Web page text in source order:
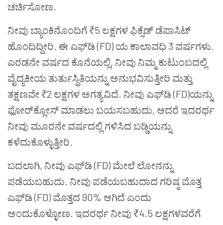
ಚರ್ಚಿಸೋಣ.
ನೀವು ಬ್ಯಾಂಕಿನೊಂದಿಗೆ ₹5 ಲಕ್ಷಗಳ ಫಿಕ್ಸೆಡ್ ಡೆಪಾಸಿಟ್
ಹೊಂದಿದ್ದೀರಿ. ಈ ಎಫ್‌ಡಿ (FD) ಯ ಕಾಲಾವಧಿ 3 ವರ್ಷಗಳು.
ಎರಡನೇ ವರ್ಷದ ಕೊನೆಯಲ್ಲಿ, ನೀವು ನಿಮ್ಮ ಕುಟುಂಬದಲ್ಲಿ
ವೈದ್ಯಕೀಯ ತುರ್ತುಸ್ಥಿತಿಯನ್ನು ಅನುಭವಿಸುತ್ತೀರಿ ಮತ್ತು
ತಕ್ಷಣವೇ ₹2 ಲಕ್ಷಗಳ ಅಗತ್ಯವಿದೆ. ನೀವು ಎಫ್‌ಡಿ (FD)ಯನ್ನು
ಫೋರ್‌ಕ್ಲೋಸ್ ಮಾಡಲು ಬಯಸಬಹುದು, ಆದರೆ ಇದರರ್ಥ
ನೀವು ಮೂರನೇ ವರ್ಷದಲ್ಲಿ ಗಳಿಸಿದ ಬಡ್ಡಿಯನ್ನು
ಕಳೆದುಕೊಳ್ಳುತ್ತೀರಿ.
ಬದಲಾಗಿ, ನೀವು ಎಫ್‌ಡಿ (FD) ಮೇಲೆ ಲೋನನ್ನು
ಪಡೆಯಬಹುದು. ನೀವು ಪಡೆಯಬಹುದಾದ ಗರಿಷ್ಠ ಮೊತ್ತ
ಎಫ್‌ಡಿ (FD) ಮೊತ್ತದ 90% ಆಗಿದೆ ಎಂದು
ಅಂದುಕೊಳ್ಳೋಣ. ಇದರರ್ಥ ನೀವು ₹4.5 ಲಕ್ಷಗಳವರೆಗೆ